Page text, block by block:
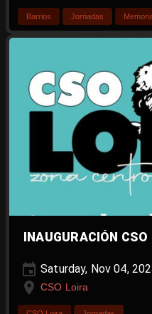
Barrios Jornadas
INAUGURACIÓN
Saturday, Nov 04,
CSO Loira